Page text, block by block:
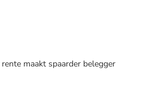
rente maakt spaarder belegger